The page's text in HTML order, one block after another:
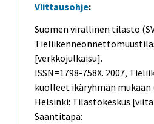
Viittausohje:
Suomen virallinen tilasto
[verkkojulkaisu].
ISSN=1798-758X. 2007,
kuolleet ikäryhmän mukaan
Helsinki: Tilastokeskus
Saantitapa: